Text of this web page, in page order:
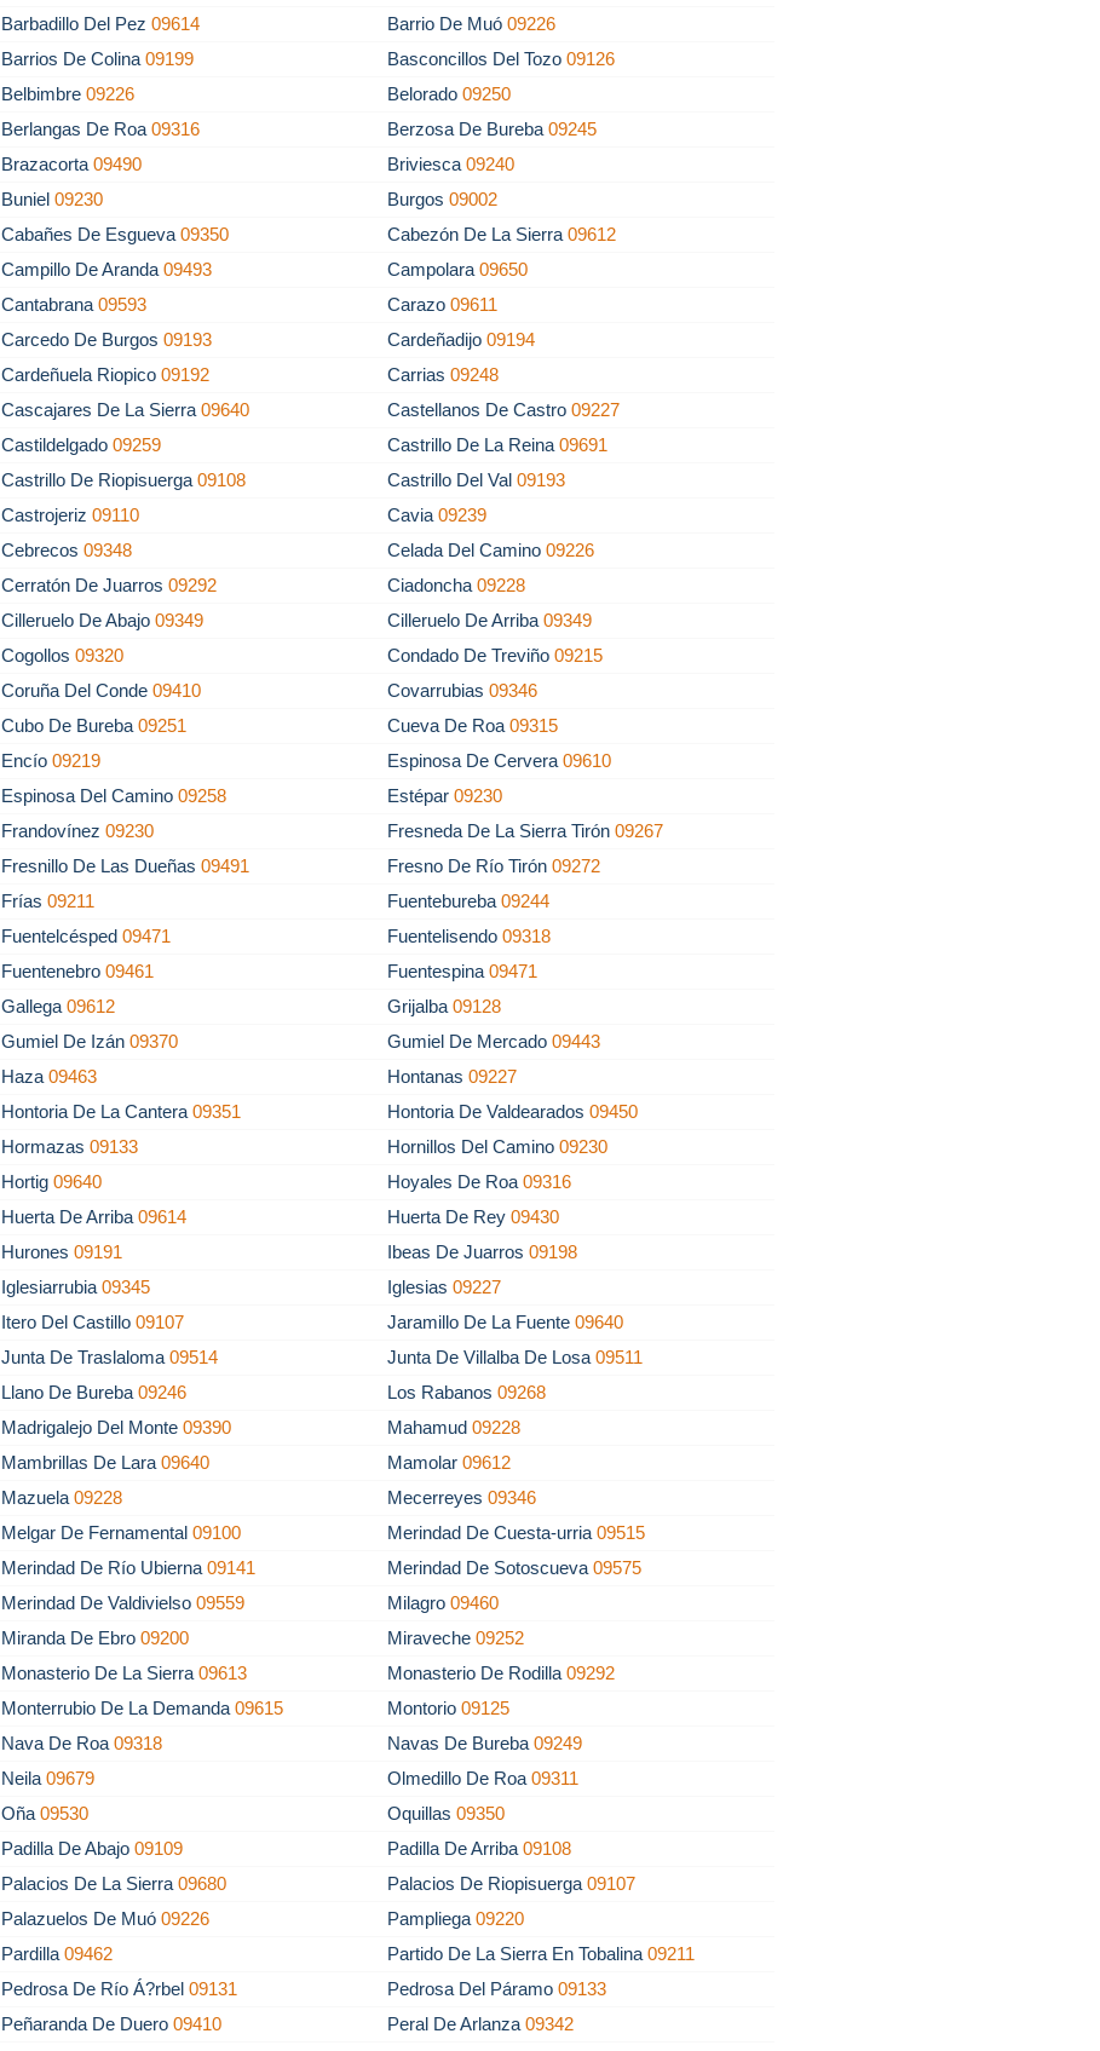
Barbadillo Del Pez09614 Barrio De Muó09226
Barrios De Colina09199 Basconcillos Del Tozo09126
Belbimbre09226 Belorado09250
Berlangas De Roa09316 Berzosa De Bureba09245
Brazacorta09490 Briviesca09240
Buniel09230 Burgos09002
Cabañes De Esgueva09350 Cabezón De La Sierra09612
Campillo De Aranda09493 Campolara09650
Cantabrana09593 Carazo09611
Carcedo De Burgos09193 Cardeñadijo09194
Cardeñuela Riopico09192 Carrias09248
Cascajares De La Sierra09640 Castellanos De Castro09227
Castildelgado09259 Castrillo De La Reina09691
Castrillo De Riopisuerga09108 Castrillo Del Val09193
Castrojeriz09110 Cavia09239
Cebrecos09348 Celada Del Camino09226
Cerratón De Juarros09292 Ciadoncha09228
Cilleruelo De Abajo09349 Cilleruelo De Arriba09349
Cogollos09320 Condado De Treviño09215
Coruña Del Conde09410 Covarrubias09346
Cubo De Bureba09251 Cueva De Roa09315
Encío09219 Espinosa De Cervera09610
Espinosa Del Camino09258 Estépar09230
Frandovínez09230 Fresneda De La Sierra Tirón09267
Fresnillo De Las Dueñas09491 Fresno De Río Tirón09272
Frías09211 Fuentebureba09244
Fuentelcésped09471 Fuentelisendo09318
Fuentenebro09461 Fuentespina09471
Gallega09612 Grijalba09128
Gumiel De Izán09370 Gumiel De Mercado09443
Haza09463 Hontanas09227
Hontoria De La Cantera09351 Hontoria De Valdearados09450
Hormazas09133 Hornillos Del Camino09230
Hortig09640 Hoyales De Roa09316
Huerta De Arriba09614 Huerta De Rey09430
Hurones09191 Ibeas De Juarros09198
Iglesiarrubia09345 Iglesias09227
Itero Del Castillo09107 Jaramillo De La Fuente09640
Junta De Traslaloma09514 Junta De Villalba De Losa09511
Llano De Bureba09246 Los Rabanos09268
Madrigalejo Del Monte09390 Mahamud09228
Mambrillas De Lara09640 Mamolar09612
Mazuela09228 Mecerreyes09346
Melgar De Fernamental09100 Merindad De Cuesta-urria09515
Merindad De Río Ubierna09141 Merindad De Sotoscueva09575
Merindad De Valdivielso09559 Milagro09460
Miranda De Ebro09200 Miraveche09252
Monasterio De La Sierra09613 Monasterio De Rodilla09292
Monterrubio De La Demanda09615 Montorio09125
Nava De Roa09318 Navas De Bureba09249
Neila09679 Olmedillo De Roa09311
Oña09530 Oquillas09350
Padilla De Abajo09109 Padilla De Arriba09108
Palacios De La Sierra09680 Palacios De Riopisuerga09107
Palazuelos De Muó09226 Pampliega09220
Pardilla09462 Partido De La Sierra En Tobalina09211
Pedrosa De Río Á?rbel09131 Pedrosa Del Páramo09133
Peñaranda De Duero09410 Peral De Arlanza09342